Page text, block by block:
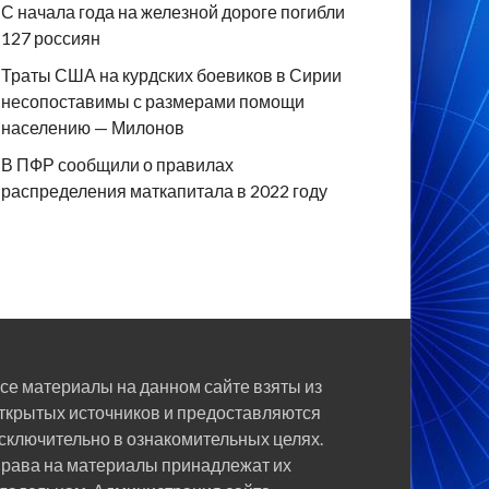
С начала года на железной дороге погибли
127 россиян
Траты США на курдских боевиков в Сирии
несопоставимы с размерами помощи
населению — Милонов
В ПФР сообщили о правилах
распределения маткапитала в 2022 году
материалы на данном сайте взяты из
источников и предоставляются
в ознакомительных целях.
на материалы принадлежат их